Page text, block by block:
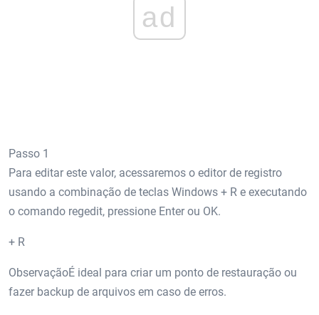
ad
Passo 1
Para editar este valor, acessaremos o editor de registro
usando a combinação de teclas Windows + R e executando
o comando regedit, pressione Enter ou OK.
+ R
ObservaçãoÉ ideal para criar um ponto de restauração ou
fazer backup de arquivos em caso de erros.